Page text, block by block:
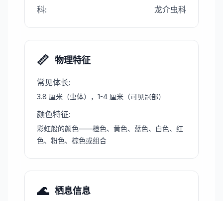
科: 龙介虫科
📏 物理特征
常见体长:
3.8 厘米（虫体），1-4 厘米（可见冠部）
颜色特征:
彩虹般的颜色——橙色、黄色、蓝色、白色、红
色、粉色、棕色或组合
🌊 栖息信息